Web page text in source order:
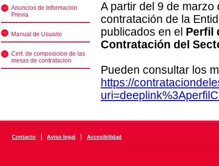
Anuncios de Informacion
Previa
Manual de Usuario
Cert. de composicion de las
mesas de contratacion
A partir del 9 de
contratación de la
publicados en el Perfil
Contratación del
Pueden consultar los
https://
Contacto | Aviso legal | Accesibilidad